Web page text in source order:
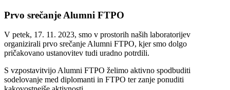
Prvo srečanje Alumni FTPO
V petek, 17. 11. 2023, smo v prostorih naših laboratorijev
organizirali prvo srečanje Alumni FTPO, kjer smo dolgo
pričakovano ustanovitev tudi uradno potrdili.
S vzpostavitvijo Alumni FTPO želimo aktivno spodbuditi
sodelovanje med diplomanti in FTPO ter zanje ponuditi